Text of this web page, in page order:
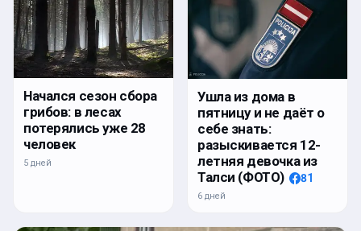
Начался сезон сбора
грибов: в лесах
потерялись уже 28
человек
5 дней
Ушла из дома в
пятницу и не даёт о
себе знать:
разыскивается 12-
летняя девочка из
Талси (ФОТО)
81
6 дней